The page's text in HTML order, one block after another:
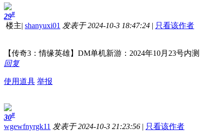
29#
楼主| shanyuxi01 发表于 2024-10-3 18:47:24 | 只看该作者
【传奇3：情缘英雄】DM单机新游：2024年10月23号内测
回复
使用道具 举报
30#
wgewfnyrgk11 发表于 2024-10-3 21:23:56 | 只看该作者